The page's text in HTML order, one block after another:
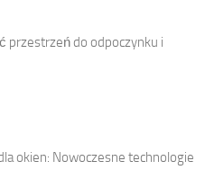
przestrzeń do odpoczynku i
okien: Nowoczesne technologie